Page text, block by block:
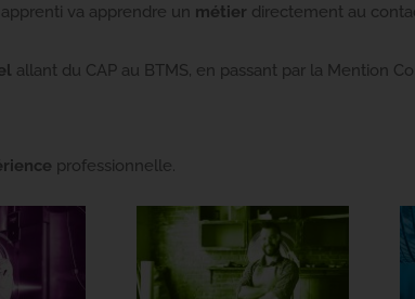
va apprendre un métier directement au
allant du CAP au BTMS, en passant par la Mention
professionnelle.